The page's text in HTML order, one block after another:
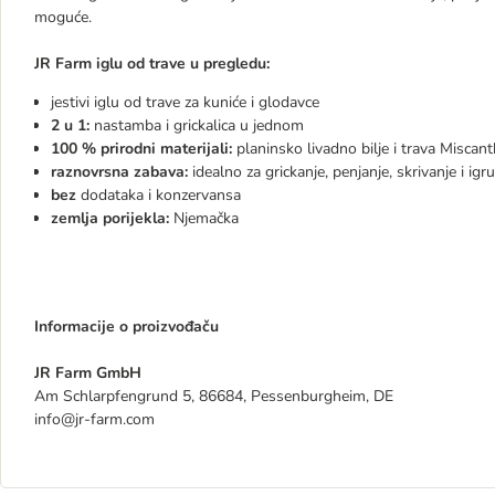
moguće.
JR Farm iglu od trave u pregledu:
jestivi iglu od trave za kuniće i glodavce
2 u 1: nastamba i grickalica u jednom
100 % prirodni materijali: planinsko livadno bilje i trava
raznovrsna zabava: idealno za grickanje, penjanje, skrivanje i igru
bez dodataka i konzervansa
zemlja porijekla: Njemačka
Informacije o proizvođaču
JR Farm GmbH
Am Schlarpfengrund 5, 86684, Pessenburgheim, DE
info@jr-farm.com